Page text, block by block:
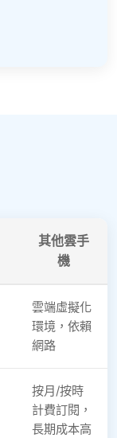
其他雲手
機
雲端虛擬化
環境，依賴
網路
按月/按時
計費訂閱，
長期成本高